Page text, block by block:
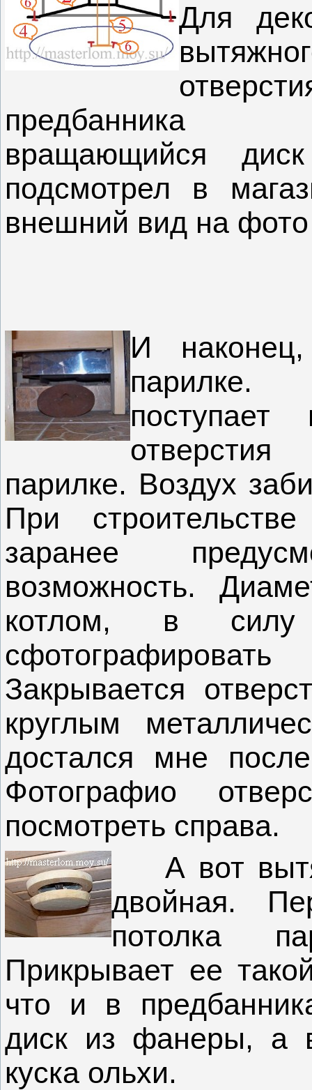
Для
предбанника
вращающийся
подсмотрел в
внешний вид на
И
парилке.
парилке. Воздух
При
заранее
возможность.
котлом, в силу
Закрывается
круглым
достался мне
Фотографио
посмотреть справа.
А вот
двойная.
потолка
Прикрывает ее
что и в
диск из фанеры, а
куска ольхи.